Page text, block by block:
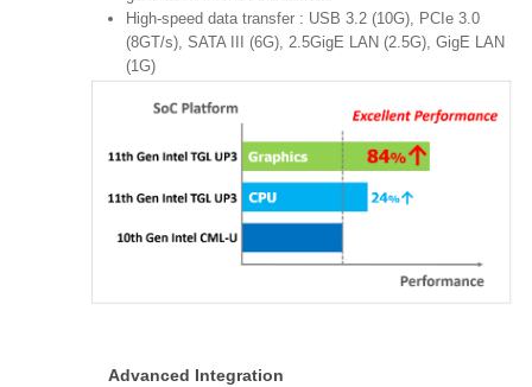
High-speed data transfer : USB 3.2 (10G), PCIe 3.0
(8GT/s), SATA III (6G), 2.5GigE LAN (2.5G), GigE LAN
(1G)
Advanced Integration